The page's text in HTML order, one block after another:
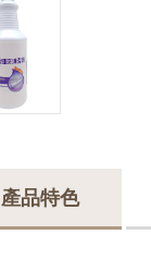
產品特色